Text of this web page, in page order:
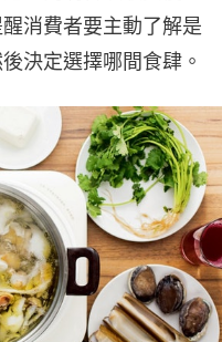
消費者要主動了解是
決定選擇哪間食肆。